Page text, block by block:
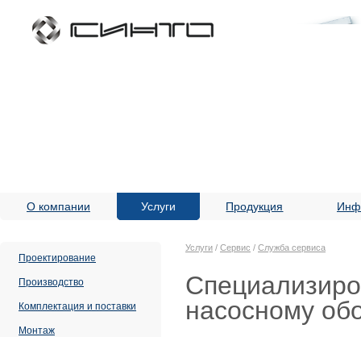
О компании Услуги Продукция
Проектирование
Производство
Комплектация и поставки
Монтаж
Услуги / Сервис / Служба сервиса
насосному